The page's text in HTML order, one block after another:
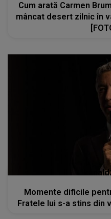
Cum arată Carmen
mâncat desert zilnic în
Momente dificile
Fratele lui s-a stins din